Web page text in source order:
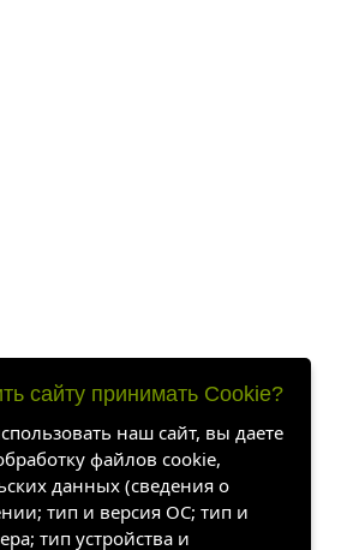
сайту принимать Cookie?
наш сайт, вы даете
файлов cookie,
данных (сведения о
тип и версия ОС; тип и
тип устройства и